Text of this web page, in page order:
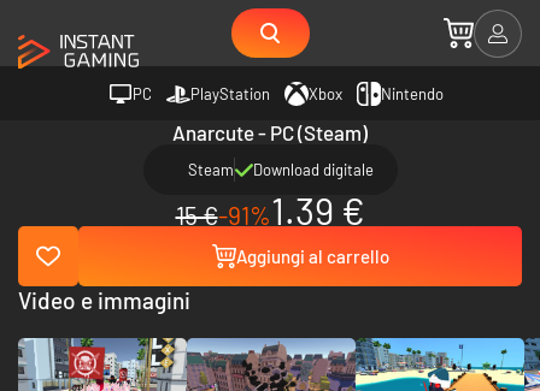
PC PlayStation Xbox Nintendo
Anarcute - PC (Steam)
Steam Download digitale
15 €-91%1.39 €
Aggiungi al carrello
Video e immagini